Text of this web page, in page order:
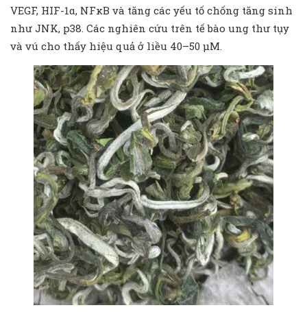
VEGF, HIF-1α, NFκB và tăng các yếu tố chống tăng sinh
như JNK, p38. Các nghiên cứu trên tế bào ung thư tụy
và vú cho thấy hiệu quả ở liều 40–50 µM.